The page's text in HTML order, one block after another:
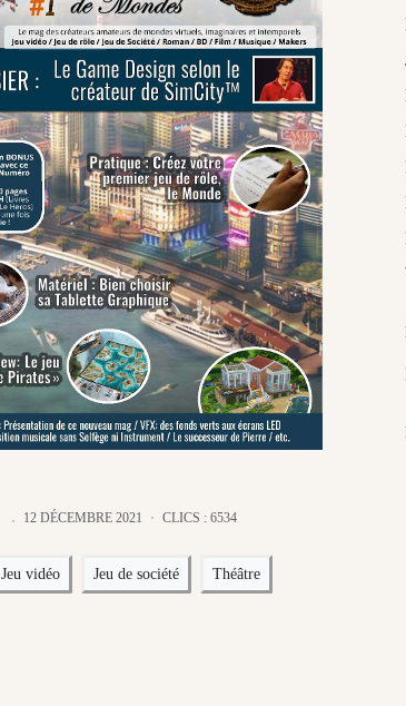
12 DÉCEMBRE 2021 CLICS : 6534
Jeu vidéo Jeu de société Théâtre